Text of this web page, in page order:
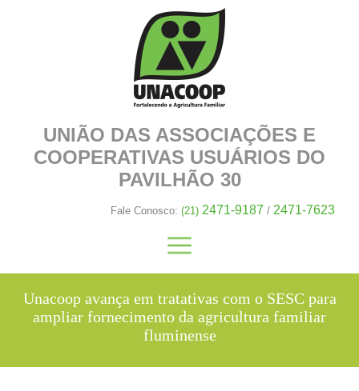
UNIÃO DAS ASSOCIAÇÕES E
COOPERATIVAS USUÁRIOS DO
PAVILHÃO 30
Fale Conosco: (21) 2471-9187 / 2471-7623
Unacoop avança em tratativas com o SESC para
ampliar fornecimento da agricultura familiar
fluminense